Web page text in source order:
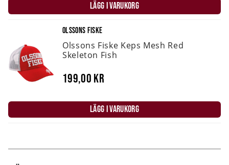
LÄGG I VARUKORG
OLSSONS FISKE
Olssons Fiske Keps Mesh Red
Skeleton Fish
199,00 kr
LÄGG I VARUKORG